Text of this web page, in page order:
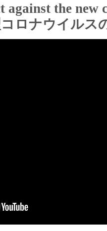
against the
ロナウイルス